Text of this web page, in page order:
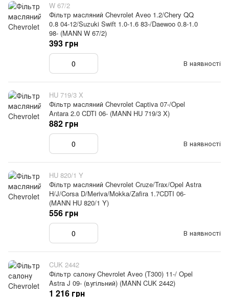
W 67/2
Фільтр масляний Chevrolet Aveo 1.2/Chery QQ
0.8 04-12/Suzuki Swift 1.0-1.6 83-/Daewoo 0.8-1.0
98- (MANN W 67/2)
В наявності
393 грн
HU 719/3 X
Фільтр масляний Chevrolet Captiva 07-/Opel
Antara 2.0 CDTI 06- (MANN HU 719/3 X)
В наявності
882 грн
HU 820/1 Y
Фільтр масляний Chevrolet Cruze/Trax/Opel Astra
H/J/Corsa D/Meriva/Mokka/Zafira 1.7CDTI 06-
(MANN HU 820/1 Y)
В наявності
556 грн
CUK 2442
Фільтр салону Chevrolet Aveo (T300) 11-/ Opel
Astra J 09- (вугільний) (MANN CUK 2442)
1 216 грн